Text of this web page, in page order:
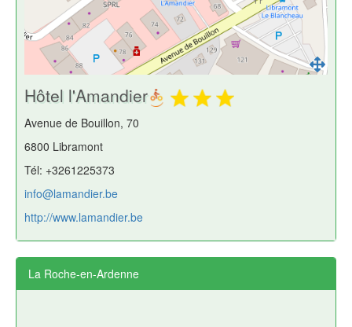
Hôtel l'Amandier
Avenue de Bouillon, 70
6800 Libramont
Tél: +3261225373
info@lamandier.be
http://www.lamandier.be
La Roche-en-Ardenne